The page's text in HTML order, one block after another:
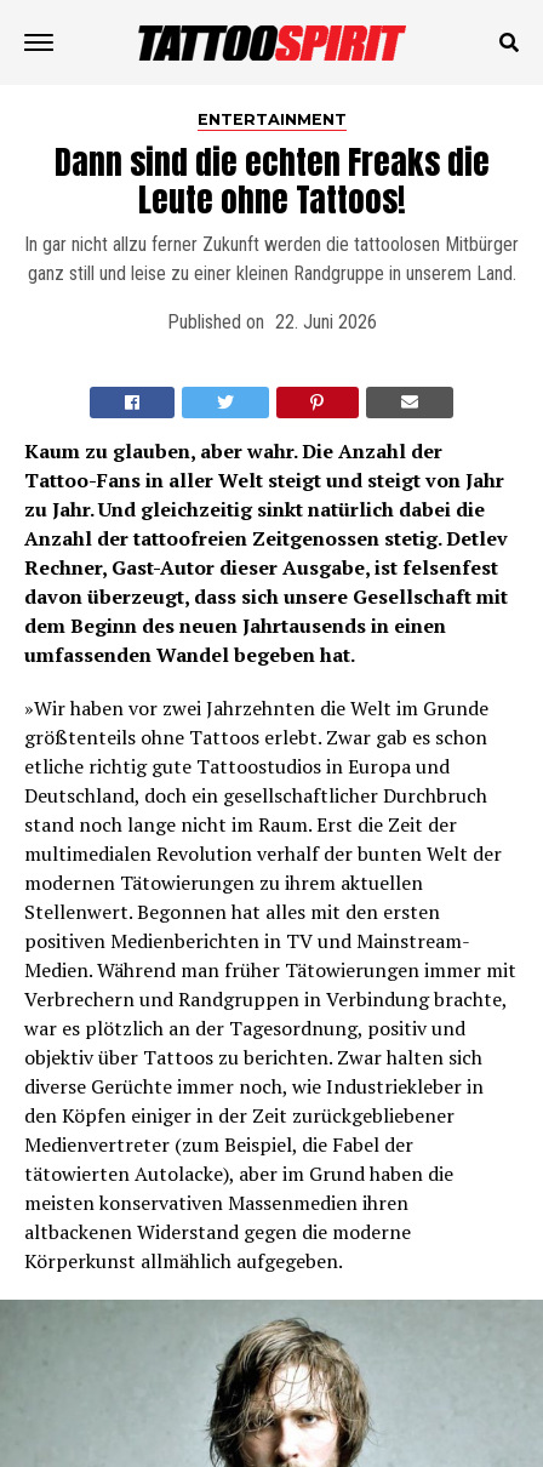
ENTERTAINMENT
Dann sind die echten Freaks die
Leute ohne Tattoos!
In gar nicht allzu ferner Zukunft werden die tattoolosen Mitbürger
ganz still und leise zu einer kleinen Randgruppe in unserem Land.
Published on 22. Juni 2026
Kaum zu glauben, aber wahr. Die Anzahl der
Tattoo-Fans in aller Welt steigt und steigt von Jahr
zu Jahr. Und gleichzeitig sinkt natürlich dabei die
Anzahl der tattoofreien Zeitgenossen stetig. Detlev
Rechner, Gast-Autor dieser Ausgabe, ist felsenfest
davon überzeugt, dass sich unsere Gesellschaft mit
dem Beginn des neuen Jahrtausends in einen
umfassenden Wandel begeben hat.
»Wir haben vor zwei Jahrzehnten die Welt im Grunde
größtenteils ohne Tattoos erlebt. Zwar gab es schon
etliche richtig gute Tattoostudios in Europa und
Deutschland, doch ein gesellschaftlicher Durchbruch
stand noch lange nicht im Raum. Erst die Zeit der
multimedialen Revolution verhalf der bunten Welt der
modernen Tätowierungen zu ihrem aktuellen
Stellenwert. Begonnen hat alles mit den ersten
positiven Medienberichten in TV und Mainstream-
Medien. Während man früher Tätowierungen immer mit
Verbrechern und Randgruppen in Verbindung brachte,
war es plötzlich an der Tagesordnung, positiv und
objektiv über Tattoos zu berichten. Zwar halten sich
diverse Gerüchte immer noch, wie Industriekleber in
den Köpfen einiger in der Zeit zurückgebliebener
Medienvertreter (zum Beispiel, die Fabel der
tätowierten Autolacke), aber im Grund haben die
meisten konservativen Massenmedien ihren
altbackenen Widerstand gegen die moderne
Körperkunst allmählich aufgegeben.